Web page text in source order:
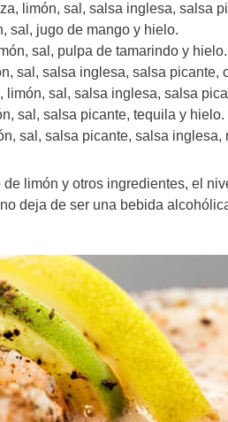
limón, sal, salsa inglesa, salsa
sal, jugo de mango y hielo.
sal, pulpa de tamarindo y hielo.
sal, salsa inglesa, salsa picante,
limón, sal, salsa inglesa, salsa
sal, salsa picante, tequila y hielo.
sal, salsa picante, salsa inglesa,
limón y otros ingredientes, el
deja de ser una bebida